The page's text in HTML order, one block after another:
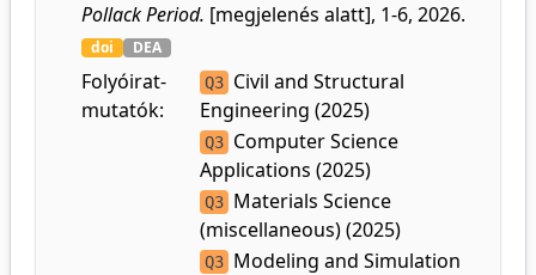
Pollack Period. [megjelenés alatt], 1-6, 2026.
doi DEA
Folyóirat-
mutatók:
Q3 Civil and Structural
Engineering (2025)
Q3 Computer Science
Applications (2025)
Q3 Materials Science
(miscellaneous) (2025)
Q3 Modeling and Simulation